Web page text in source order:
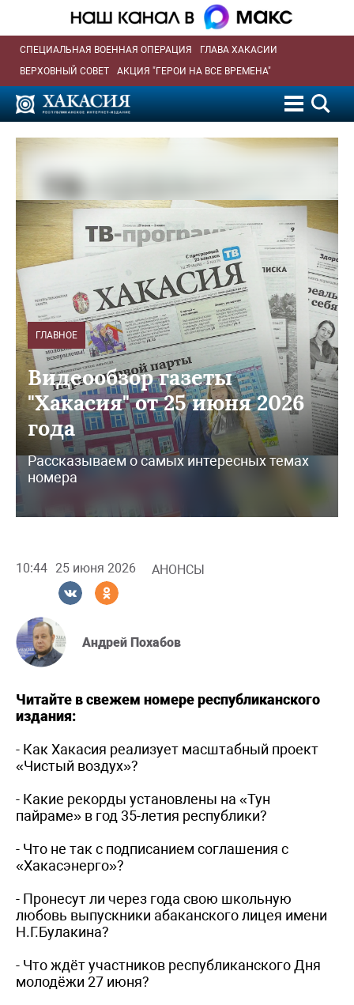
СПЕЦИАЛЬНАЯ ВОЕННАЯ ОПЕРАЦИЯ
ГЛАВА ХАКАСИИ
ВЕРХОВНЫЙ СОВЕТ
АКЦИЯ "ГЕРОИ НА ВСЕ ВРЕМЕНА"
ГЛАВНОЕ
Видеообзор газеты
"Хакасия" от 25 июня 2026
года
Рассказываем о самых интересных темах
номера
10:44 25 июня 2026 АНОНСЫ
Андрей Похабов
Читайте в свежем номере республиканского
издания:
- Как Хакасия реализует масштабный проект
«Чистый воздух»?
- Какие рекорды установлены на «Тун
пайраме» в год 35-летия республики?
- Что не так с подписанием соглашения с
«Хакасэнерго»?
- Пронесут ли через года свою школьную
любовь выпускники абаканского лицея имени
Н.Г.Булакина?
- Что ждёт участников республиканского Дня
молодёжи 27 июня?